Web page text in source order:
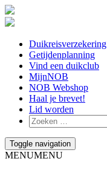
Duikreisverzekering
Getijdenplanning
Vind een duikclub
MijnNOB
NOB Webshop
Haal je brevet!
Lid worden
Toggle navigation
MENUMENU